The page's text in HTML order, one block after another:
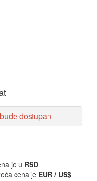
dostupan
je u RSD
cena je EUR / US$